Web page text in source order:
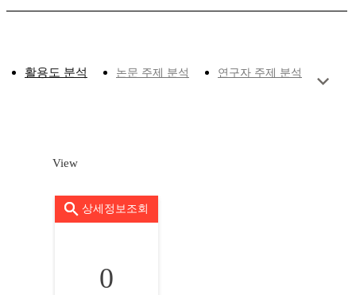
활용도 분석 논문 주제 분석 연구자 주제 분석
View
상세정보조회
0